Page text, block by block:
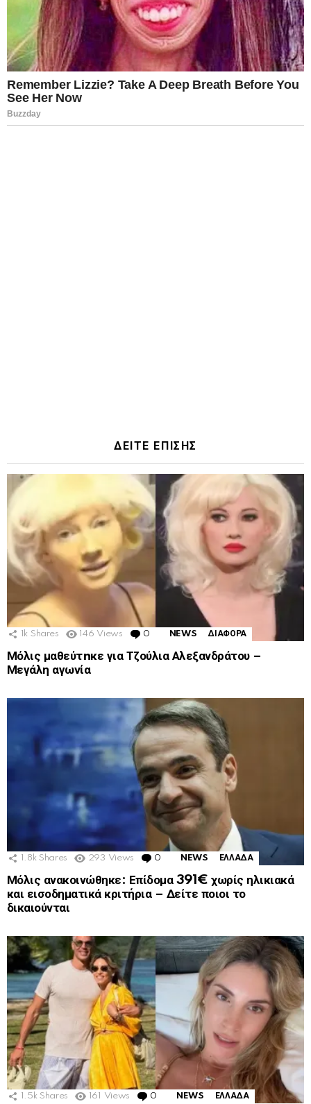
ΔΕΙΤΕ ΕΠΙΣΗΣ
1k Shares 146 Views 0 Comments
NEWS ΔΙΑΦΟΡΑ
Μόλις μαθεύτnκε για Τζούλια Αλεξανδράτου –
Μεγάλη αγωνία
1.8k Shares 293 Views 0 Comments
NEWS ΕΛΛΑΔΑ
Μόλις ανακοινώθηκε: Επίδομα 391€ χωρίς ηλικιακά
και εισοδηματικά κριτήρια – Δείτε ποιοι το
δικαιούνται
1.5k Shares 161 Views 0 Comments
NEWS ΕΛΛΑΔΑ